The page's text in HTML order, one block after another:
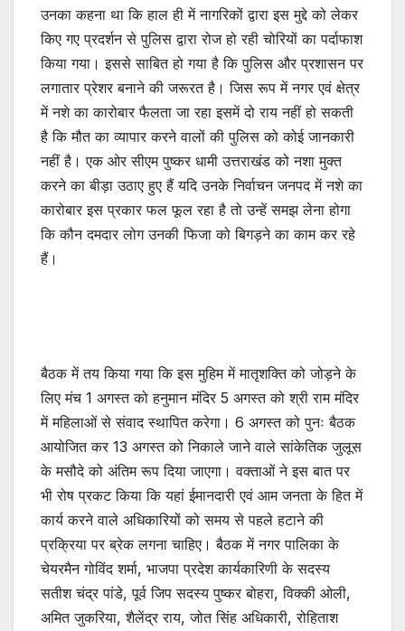
उनका कहना था कि हाल ही में नागरिकों द्वारा इस मुद्दे को लेकर
किए गए प्रदर्शन से पुलिस द्वारा रोज हो रही चोरियों का पर्दाफाश
किया गया। इससे साबित हो गया है कि पुलिस और प्रशासन पर
लगातार प्रेशर बनाने की जरूरत है। जिस रूप में नगर एवं क्षेत्र
में नशे का कारोबार फैलता जा रहा इसमें दो राय नहीं हो सकती
है कि मौत का व्यापार करने वालों की पुलिस को कोई जानकारी
नहीं है। एक ओर सीएम पुष्कर धामी उत्तराखंड को नशा मुक्त
करने का बीड़ा उठाए हुए हैं यदि उनके निर्वाचन जनपद में नशे का
कारोबार इस प्रकार फल फूल रहा है तो उन्हें समझ लेना होगा
कि कौन दमदार लोग उनकी फिजा को बिगड़ने का काम कर रहे
हैं।
बैठक में तय किया गया कि इस मुहिम में मातृशक्ति को जोड़ने के
लिए मंच 1 अगस्त को हनुमान मंदिर 5 अगस्त को श्री राम मंदिर
में महिलाओं से संवाद स्थापित करेगा। 6 अगस्त को पुनः बैठक
आयोजित कर 13 अगस्त को निकाले जाने वाले सांकेतिक जुलूस
के मसौदे को अंतिम रूप दिया जाएगा। वक्ताओं ने इस बात पर
भी रोष प्रकट किया कि यहां ईमानदारी एवं आम जनता के हित में
कार्य करने वाले अधिकारियों को समय से पहले हटाने की
प्रक्रिया पर ब्रेक लगना चाहिए। बैठक में नगर पालिका के
चेयरमैन गोविंद शर्मा, भाजपा प्रदेश कार्यकारिणी के सदस्य
सतीश चंद्र पांडे, पूर्व जिप सदस्य पुष्कर बोहरा, विक्की ओली,
अमित जुकरिया, शैलेंद्र राय, जोत सिंह अधिकारी, रोहिताश